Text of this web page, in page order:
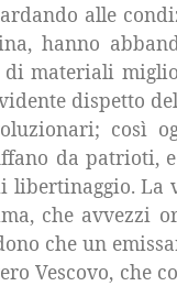
alle
hanno
materiali
dispetto
così
da patrioti,
La
che avvezzi
che un
Vescovo, che